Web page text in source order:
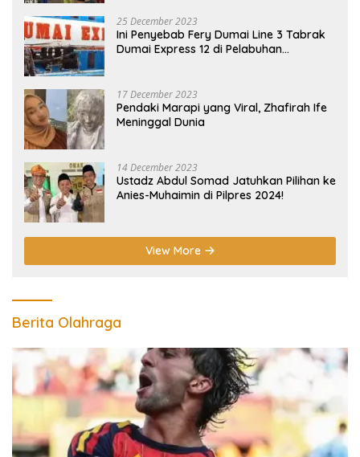
25 December 2023
Ini Penyebab Fery Dumai Line 3 Tabrak
Dumai Express 12 di Pelabuhan
17 December 2023
Pendaki Marapi yang Viral, Zhafirah Ife
Meninggal Dunia
14 December 2023
Ustadz Abdul Somad Jatuhkan Pilihan ke
Anies-Muhaimin di Pilpres 2024!
View More
Berita Olahraga